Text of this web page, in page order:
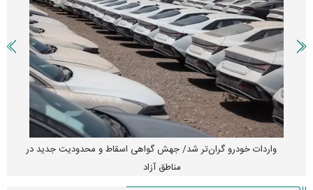
واردات خودرو گران‌تر شد/ جهش گواهی اسقاط و محدودیت جدید در
مناطق آزاد